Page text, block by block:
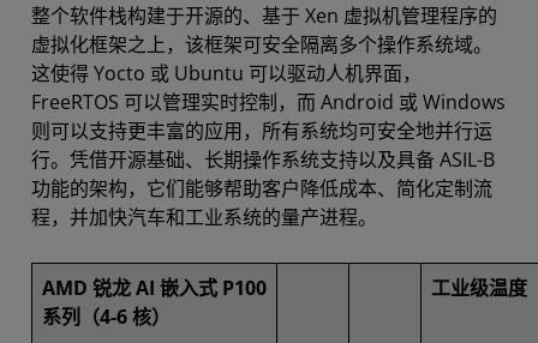
整个软件栈构建于开源的、基于 Xen 虚拟机管理程序的
虚拟化框架之上，该框架可安全隔离多个操作系统域。
这使得 Yocto 或 Ubuntu 可以驱动人机界面，
FreeRTOS 可以管理实时控制，而 Android 或 Windows
则可以支持更丰富的应用，所有系统均可安全地并行运
行。凭借开源基础、长期操作系统支持以及具备 ASIL-B
功能的架构，它们能够帮助客户降低成本、简化定制流
程，并加快汽车和工业系统的量产进程。
AMD 锐龙 AI 嵌入式 P100
系列（4-6 核）
工业级温度